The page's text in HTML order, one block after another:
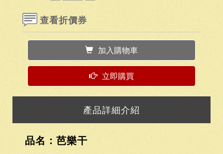
查看折價券
加入購物車
立即購買
產品詳細介紹
品名：芭樂干